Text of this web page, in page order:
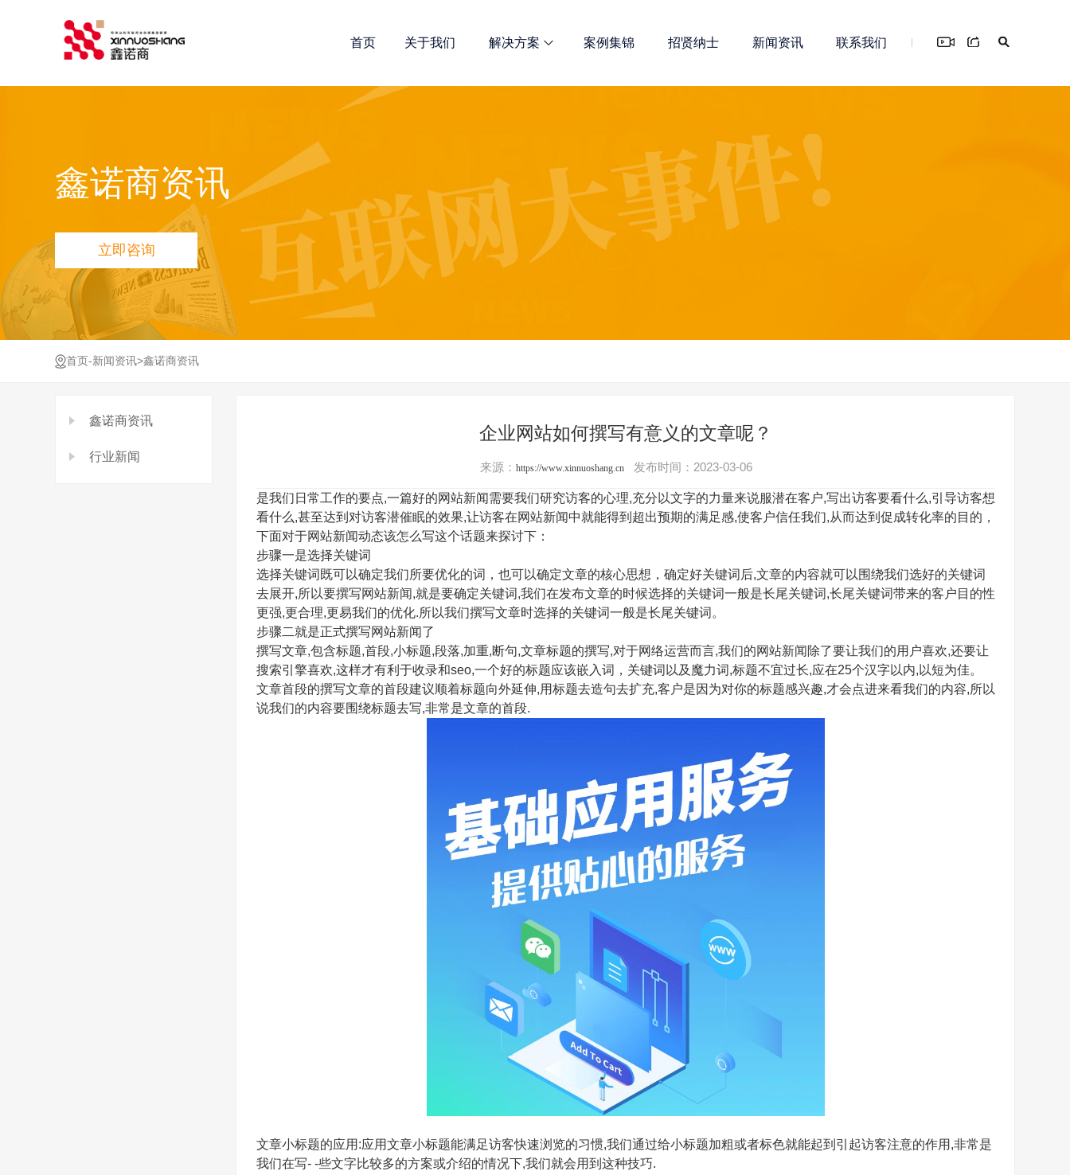
首页 关于我们 解决方案 案例集锦 招贤纳士 新闻资讯 联系我们
小程序定制开发 网站优化
鑫诺商多维解决方案 总有一款适合您！
网站品宣打造方案 全网宣传解决方案 定制开发解决方案
鑫诺商资讯
立即咨询
首页 -新闻资讯>鑫诺商资讯
鑫诺商资讯
行业新闻
企业网站如何撰写有意义的文章呢？
来源： https://www.xinnuoshang.cn发布时间：2023-03-06
是我们日常工作的要点,一篇好的网站新闻需要我们研究访客的心理,充分以文字的力量来说服潜在客户,写出访客要看什么,引导访客想
看什么,甚至达到对访客潜催眠的效果,让访客在网站新闻中就能得到超出预期的满足感,使客户信任我们,从而达到促成转化率的目的，
下面对于网站新闻动态该怎么写这个话题来探讨下：
步骤一是选择关键词
选择关键词既可以确定我们所要优化的词，也可以确定文章的核心思想，确定好关键词后,文章的内容就可以围绕我们选好的关键词
去展开,所以要撰写网站新闻,就是要确定关键词,我们在发布文章的时候选择的关键词一般是长尾关键词,长尾关键词带来的客户目的性
更强,更合理,更易我们的优化.所以我们撰写文章时选择的关键词一般是长尾关键词。
步骤二就是正式撰写网站新闻了
撰写文章,包含标题,首段,小标题,段落,加重,断句,文章标题的撰写,对于网络运营而言,我们的网站新闻除了要让我们的用户喜欢,还要让
搜索引擎喜欢,这样才有利于收录和seo,一个好的标题应该嵌入词，关键词以及魔力词,标题不宜过长,应在25个汉字以内,以短为佳。
文章首段的撰写文章的首段建议顺着标题向外延伸,用标题去造句去扩充,客户是因为对你的标题感兴趣,才会点进来看我们的内容,所以
说我们的内容要围绕标题去写,非常是文章的首段.
文章小标题的应用:应用文章小标题能满足访客快速浏览的习惯,我们通过给小标题加粗或者标色就能起到引起访客注意的作用,非常是
我们在写- -些文字比较多的方案或介绍的情况下,我们就会用到这种技巧.